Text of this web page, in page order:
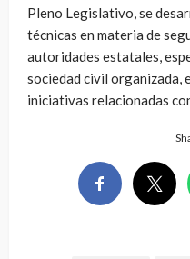
Pleno Legislativo, se
técnicas en materia de
autoridades estatales,
sociedad civil organizada,
iniciativas relacionadas